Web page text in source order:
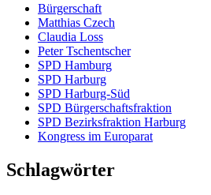
Bürgerschaft
Matthias Czech
Claudia Loss
Peter Tschentscher
SPD Hamburg
SPD Harburg
SPD Harburg-Süd
SPD Bürgerschaftsfraktion
SPD Bezirksfraktion Harburg
Kongress im Europarat
Schlagwörter